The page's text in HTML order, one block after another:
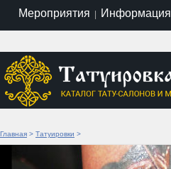
Мероприятия | Информация
Главная > Татуировки >